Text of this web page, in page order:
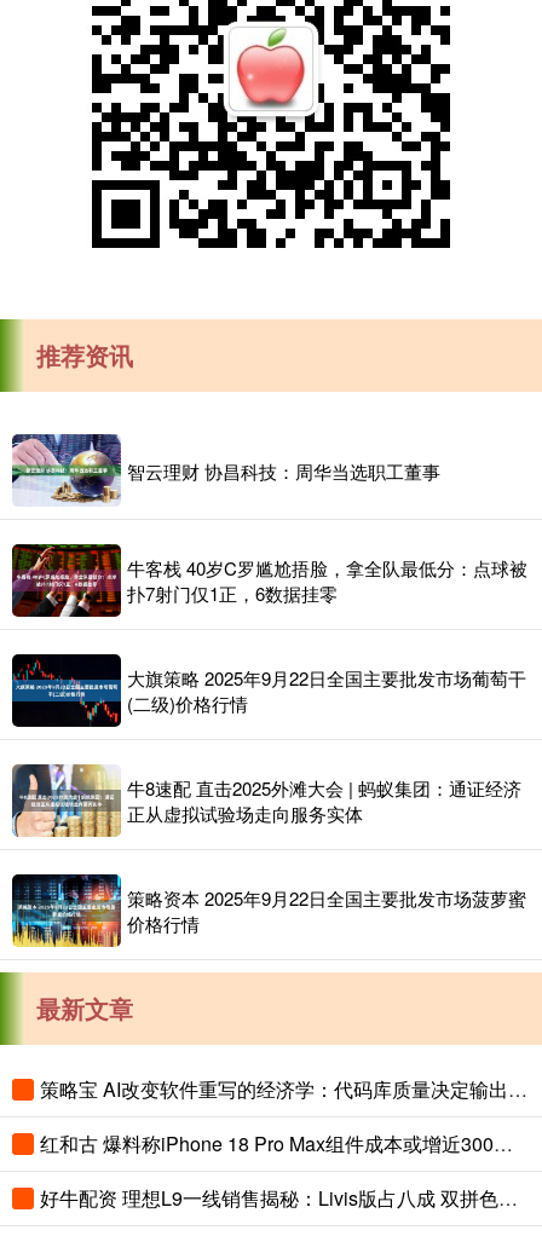
推荐资讯
智云理财 协昌科技：周华当选职工董事
牛客栈 40岁C罗尴尬捂脸，拿全队最低分：点球被
扑7射门仅1正，6数据挂零
大旗策略 2025年9月22日全国主要批发市场葡萄干
(二级)价格行情
牛8速配 直击2025外滩大会 | 蚂蚁集团：通证经济
正从虚拟试验场走向服务实体
策略资本 2025年9月22日全国主要批发市场菠萝蜜
价格行情
最新文章
策略宝 AI改变软件重写的经济学：代码库质量决定输出上限
红和古 爆料称iPhone 18 Pro Max组件成本或增近300美元
好牛配资 理想L9一线销售揭秘：Livis版占八成 双拼色成“标配”